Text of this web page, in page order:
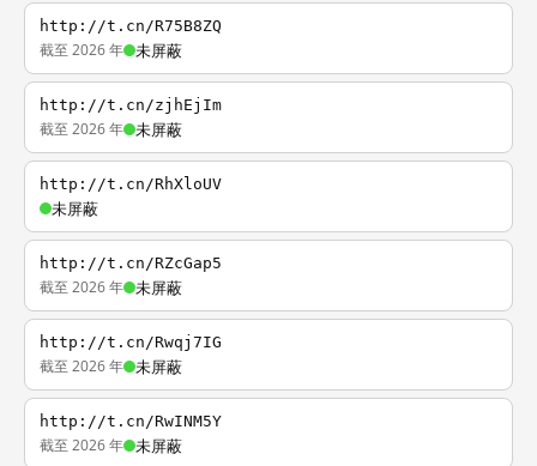
http://t.cn/R75B8ZQ
截至 2026 年 未屏蔽
http://t.cn/zjhEjIm
截至 2026 年 未屏蔽
http://t.cn/RhXloUV
未屏蔽
http://t.cn/RZcGap5
截至 2026 年 未屏蔽
http://t.cn/Rwqj7IG
截至 2026 年 未屏蔽
http://t.cn/RwINM5Y
截至 2026 年 未屏蔽